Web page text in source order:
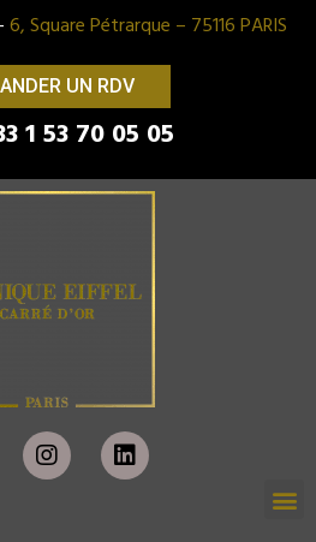
6, Square Pétrarque – 75116 PARIS
UN RDV
1 53 70 05 05